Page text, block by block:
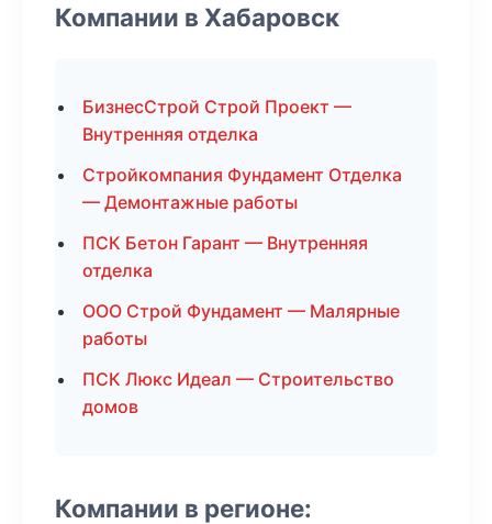
Компании в Хабаровск
БизнесСтрой Строй Проект —
Внутренняя отделка
Стройкомпания Фундамент Отделка
— Демонтажные работы
ПСК Бетон Гарант — Внутренняя
отделка
ООО Строй Фундамент — Малярные
работы
ПСК Люкс Идеал — Строительство
домов
Компании в регионе: